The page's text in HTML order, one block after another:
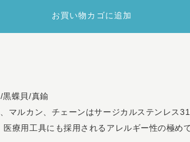
お買い物カゴに追加
黒蝶貝/真鍮
マルカン、チェーンはサージカルステンレス
療用工具にも採用されるアレルギー性の極め